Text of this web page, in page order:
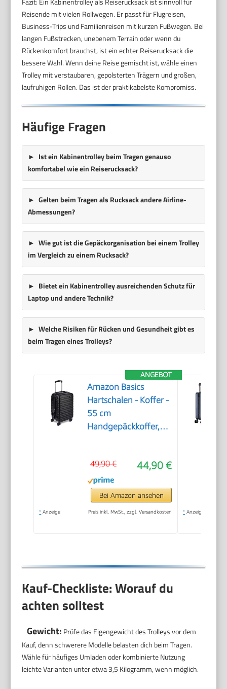
Reisende mit vielen Rollwegen. Er passt für Flugreisen,
Business-Trips und Familienreisen mit kurzen Fußwegen. Bei
langen Fußstrecken, unebenem Terrain oder wenn du
Rückenkomfort brauchst, ist ein echter Reiserucksack die
bessere Wahl. Wenn deine Reise gemischt ist, wähle einen
Trolley mit verstaubaren, gepolsterten Trägern und großen,
laufruhigen Rollen. Das ist der praktikabelste Kompromiss.
Häufige Fragen
Ist ein Kabinentrolley beim Tragen genauso
komfortabel wie ein Reiserucksack?
Gelten beim Tragen als Rucksack andere Airline-
Abmessungen?
Wie gut ist die Gepäckorganisation bei einem Trolley
im Vergleich zu einem Rucksack?
Bietet ein Kabinentrolley ausreichenden Schutz für
Laptop und andere Technik?
Welche Risiken für Rücken und Gesundheit gibt es
beim Tragen eines Trolleys?
ANGEBOT
Amazon Basics
Hartschalen - Koffer -
55 cm
Handgepäckkoffer,
44,90 €
49,90 €
Bei Amazon ansehen
* Anzeige Preis inkl. MwSt., zzgl. Versandkosten * Anzeige
Kauf-Checkliste: Worauf du
achten solltest
Gewicht: Prüfe das Eigengewicht des Trolleys vor dem
Kauf, denn schwerere Modelle belasten dich beim Tragen.
Wähle für häufiges Umladen oder kombinierte Nutzung
leichte Varianten unter etwa 3,5 Kilogramm, wenn möglich.